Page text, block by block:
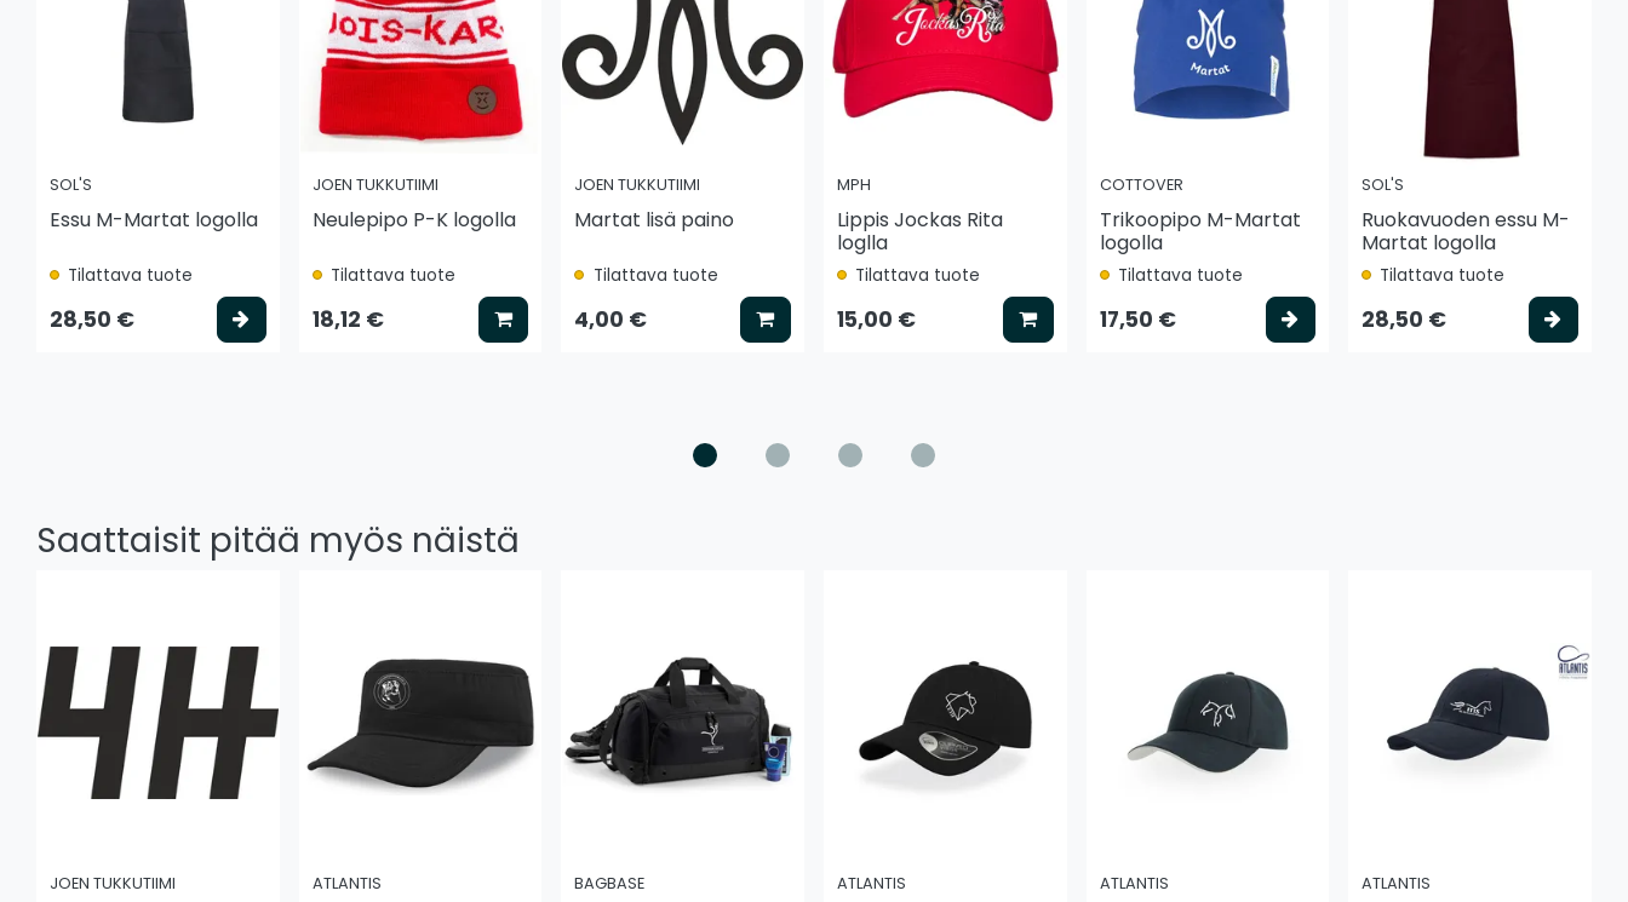
SOL'S
Essu M-Martat logolla
Tilattava tuote
28,50 € Valitse vaihtoehto
JOEN TUKKUTIIMI
Neulepipo P-K logolla
Tilattava tuote
18,12 € Lisää koriin
JOEN TUKKUTIIMI
Martat lisä paino
Tilattava tuote
4,00 € Lisää koriin
MPH
Lippis Jockas Rita
loglla
Tilattava tuote
15,00 € Lisää koriin
COTTOVER
Trikoopipo M-Martat
logolla
Tilattava tuote
17,50 € Valitse vaihtoehto
SOL'S
Ruokavuoden essu M-
Martat logolla
Tilattava tuote
28,50 €
Saattaisit pitää myös näistä
JOEN TUKKUTIIMI ATLANTIS BAGBASE ATLANTIS ATLANTIS ATLANTIS